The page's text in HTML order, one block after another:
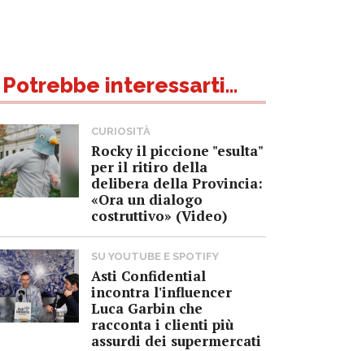
Potrebbe interessarti...
CURIOSITÀ
Rocky il piccione "esulta"
per il ritiro della
delibera della Provincia:
«Ora un dialogo
costruttivo» (Video)
SU YOUTUBE E SPOTIFY
Asti Confidential
incontra l'influencer
Luca Garbin che
racconta i clienti più
assurdi dei supermercati